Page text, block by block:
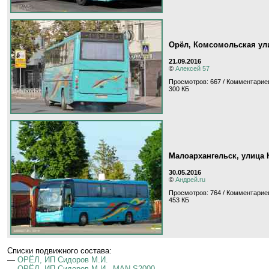
Орёл, Комсомольская
21.09.2016
© Алексей 57
Просмотров: 667 /
300 КБ
Малоархангельск, улица
30.05.2016
© Андрей.ru
Просмотров: 764 /
453 КБ
Cписки подвижного состава:
— ОРЁЛ, ИП Сидоров М.И.